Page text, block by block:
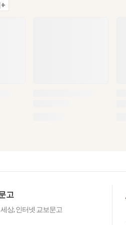
고
상, 인터넷 교보문고